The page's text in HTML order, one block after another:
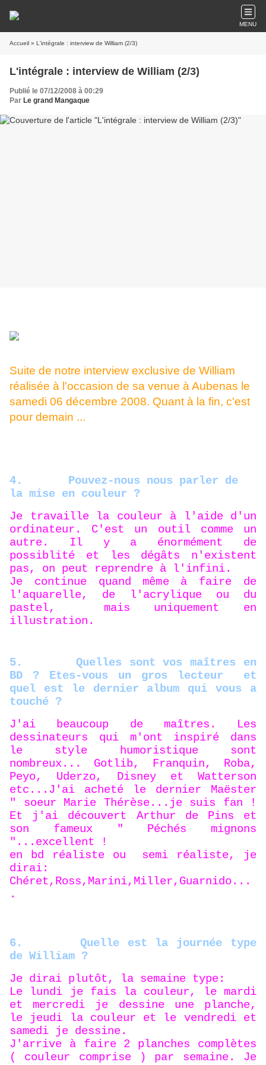
MENU
Accueil » L'intégrale : interview de William (2/3)
L'intégrale : interview de William (2/3)
Publié le 07/12/2008 à 00:29
Par Le grand Mangaque
Suite de notre interview exclusive de William
réalisée à l'occasion de sa venue à Aubenas le
samedi 06 décembre 2008. Quant à la fin, c'est
pour demain ...
4.
Pouvez-nous nous parler de
la mise en couleur ?
Je travaille la couleur à l'aide d'un
ordinateur. C'est un outil comme un
autre. Il y a énormément de
possiblité et les dégâts n'existent
pas, on peut reprendre à l'infini.
Je continue quand même à faire de
l'aquarelle, de l'acrylique ou du
pastel, mais uniquement en
illustration.
5.
Quelles sont vos maîtres en
BD ? Etes-vous un gros lecteur et
quel est le dernier album qui vous a
touché ?
J'ai beaucoup de maîtres. Les
dessinateurs qui m'ont inspiré dans
le style humoristique sont
nombreux... Gotlib, Franquin, Roba,
Peyo, Uderzo, Disney et Watterson
etc...J'ai acheté le dernier Maëster
" soeur Marie Thérèse...je suis fan !
Et j'ai découvert Arthur de Pins et
son fameux " Péchés mignons
"...excellent !
en bd réaliste ou semi réaliste, je
dirai:
Chéret,Ross,Marini,Miller,Guarnido...
.
6.
Quelle est la journée type
de William ?
Je dirai plutôt, la semaine type:
Le lundi je fais la couleur, le mardi
et mercredi je dessine une planche,
le jeudi la couleur et le vendredi et
samedi je dessine.
J'arrive à faire 2 planches complètes
( couleur comprise ) par semaine. Je